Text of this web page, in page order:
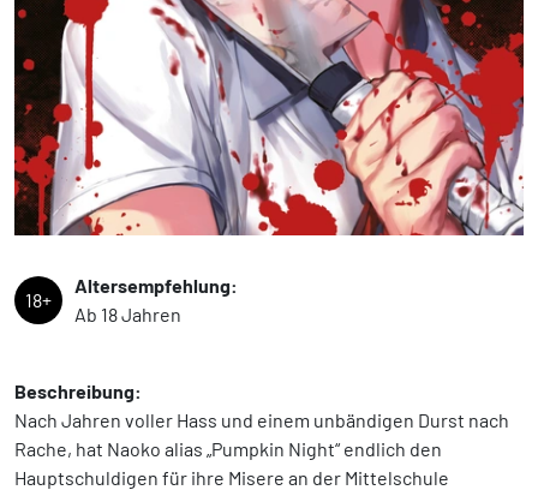
18+
Altersempfehlung:
Ab 18 Jahren
Beschreibung:
Nach Jahren voller Hass und einem unbändigen Durst nach
Rache, hat Naoko alias „Pumpkin Night“ endlich den
Hauptschuldigen für ihre Misere an der Mittelschule